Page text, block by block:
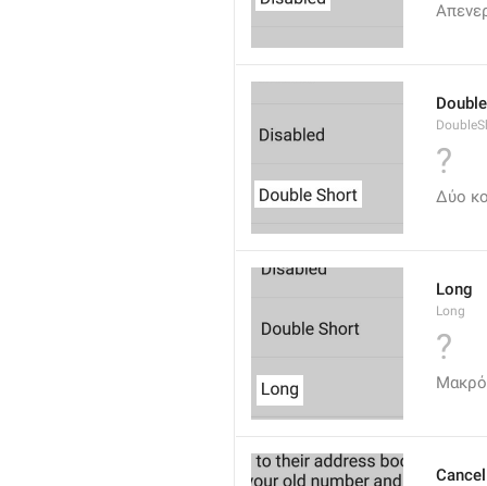
?
Δύο
Long
Long
?
Cancel